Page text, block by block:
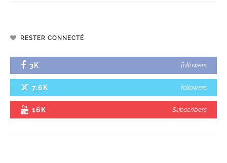
RESTER CONNECTÉ
3K followers
7.6K followers
16K Subscribers